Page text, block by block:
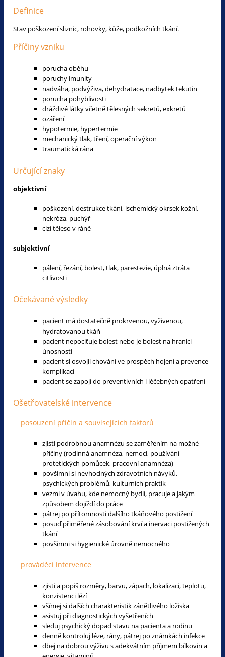
Definice
Stav poškození sliznic, rohovky, kůže, podkožních tkání.
Příčiny vzniku
porucha oběhu
poruchy imunity
nadváha, podvýživa, dehydratace, nadbytek tekutin
porucha pohyblivosti
dráždivé látky včetně tělesných sekretů, exkretů
ozáření
hypotermie, hypertermie
mechanický tlak, tření, operační výkon
traumatická rána
Určující znaky
objektivní
poškození, destrukce tkání, ischemický okrsek kožní,
nekróza, puchýř
cizí těleso v ráně
subjektivní
pálení, řezání, bolest, tlak, parestezie, úplná ztráta
citlivosti
Očekávané výsledky
pacient má dostatečně prokrvenou, vyživenou,
hydratovanou tkáň
pacient nepociťuje bolest nebo je bolest na hranici
únosnosti
pacient si osvojil chování ve prospěch hojení a prevence
komplikací
pacient se zapojí do preventivních i léčebných opatření
Ošetřovatelské intervence
posouzení příčin a souvisejících faktorů
zjisti podrobnou anamnézu se zaměřením na možné
příčiny (rodinná anamnéza, nemoci, používání
protetických pomůcek, pracovní anamnéza)
povšimni si nevhodných zdravotních návyků,
psychických problémů, kulturních praktik
vezmi v úvahu, kde nemocný bydlí, pracuje a jakým
způsobem dojíždí do práce
pátrej po přítomnosti dalšího tkáňového postižení
posuď přiměřené zásobování krví a inervaci postižených
tkání
povšimni si hygienické úrovně nemocného
prováděcí intervence
zjisti a popiš rozměry, barvu, zápach, lokalizaci, teplotu,
konzistenci lézí
všímej si dalších charakteristik zánětlivého ložiska
asistuj při diagnostických vyšetřeních
sleduj psychický dopad stavu na pacienta a rodinu
denně kontroluj léze, rány, pátrej po známkách infekce
dbej na dobrou výživu s adekvátním příjmem bílkovin a